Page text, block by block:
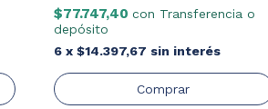
$77.747,40 con Transferencia o
depósito
6 x $14.397,67 sin interés